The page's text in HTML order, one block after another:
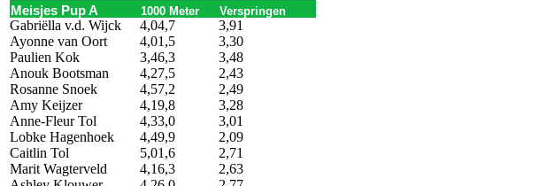
Meisjes Pup A 1000 Meter Verspringen
Gabriëlla v.d. Wijck 4,04,7
3,91
Ayonne van Oort
4,01,5
3,30
Paulien Kok
3,46,3
3,48
Anouk Bootsman
4,27,5
2,43
Rosanne Snoek
4,57,2
2,49
Amy Keijzer
4,19,8
3,28
Anne-Fleur Tol
4,33,0
3,01
Lobke Hagenhoek
4,49,9
2,09
Caitlin Tol
5,01,6
2,71
Marit Wagterveld
4,16,3
2,63